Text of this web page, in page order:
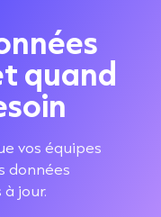
quand
vos équipes
données
jour.